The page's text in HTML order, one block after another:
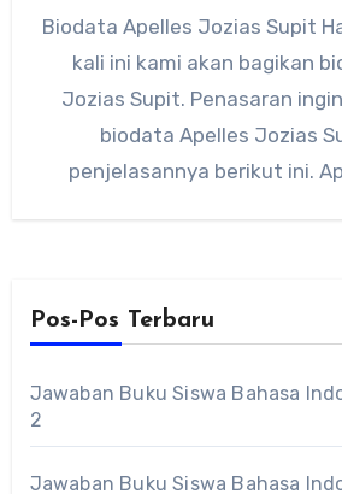
Biodata Apelles Jozias Supit
kali ini kami akan bagikan
Jozias Supit. Penasaran
biodata Apelles Jozias
penjelasannya berikut ini.
Pos-Pos Terbaru
Jawaban Buku Siswa Bahasa
2
Jawaban Buku Siswa Bahasa